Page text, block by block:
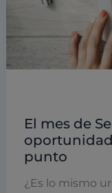
El mes de
punto
¿Es lo mismo